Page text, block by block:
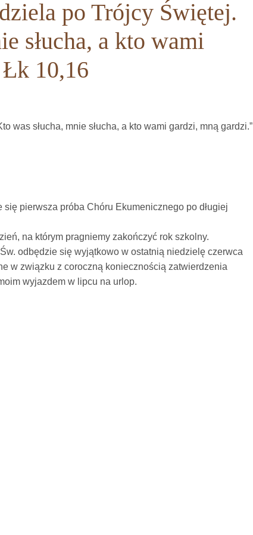
po Trójcy Świętej.
słucha, a kto wami
10,16
was słucha, mnie słucha, a kto wami gardzi, mną gardzi.”
pierwsza próba Chóru Ekumenicznego po długiej
na którym pragniemy zakończyć rok szkolny.
odbędzie się wyjątkowo w ostatnią niedzielę czerwca
w związku z coroczną koniecznością zatwierdzenia
wyjazdem w lipcu na urlop.